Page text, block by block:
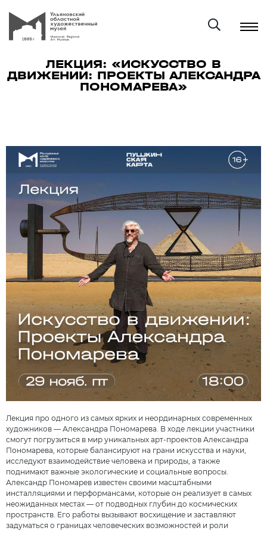
ЛЕКЦИЯ: «ИСКУССТВО В
ДВИЖЕНИИ: ПРОЕКТЫ АЛЕКСАНДРА
ПОНОМАРЕВА»
Лекция про одного из самых ярких и неординарных современных
художников — Александра Пономарева. В ходе лекции участники
смогут погрузиться в мир уникальных арт-проектов Александра
Пономарева, которые балансируют на грани искусства и науки,
исследуют взаимодействие человека и природы, а также
поднимают важные экологические и социальные вопросы.
Александр Пономарев известен своими масштабными
инсталляциями и перформансами, которые он реализует в самых
неожиданных местах — от подводных глубин до космических
пространств. Его работы вызывают восхищение и заставляют
задуматься о границах человеческих возможностей и роли